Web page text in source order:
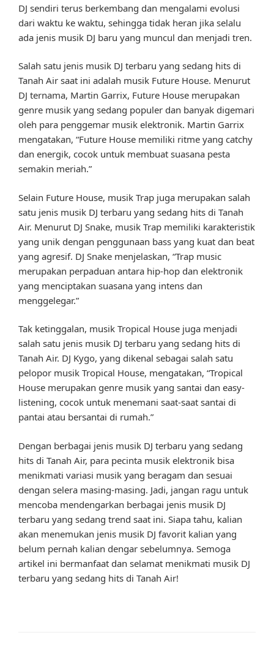
DJ sendiri terus berkembang dan mengalami evolusi
dari waktu ke waktu, sehingga tidak heran jika selalu
ada jenis musik DJ baru yang muncul dan menjadi tren.
Salah satu jenis musik DJ terbaru yang sedang hits di
Tanah Air saat ini adalah musik Future House. Menurut
DJ ternama, Martin Garrix, Future House merupakan
genre musik yang sedang populer dan banyak digemari
oleh para penggemar musik elektronik. Martin Garrix
mengatakan, “Future House memiliki ritme yang catchy
dan energik, cocok untuk membuat suasana pesta
semakin meriah.”
Selain Future House, musik Trap juga merupakan salah
satu jenis musik DJ terbaru yang sedang hits di Tanah
Air. Menurut DJ Snake, musik Trap memiliki karakteristik
yang unik dengan penggunaan bass yang kuat dan beat
yang agresif. DJ Snake menjelaskan, “Trap music
merupakan perpaduan antara hip-hop dan elektronik
yang menciptakan suasana yang intens dan
menggelegar.”
Tak ketinggalan, musik Tropical House juga menjadi
salah satu jenis musik DJ terbaru yang sedang hits di
Tanah Air. DJ Kygo, yang dikenal sebagai salah satu
pelopor musik Tropical House, mengatakan, “Tropical
House merupakan genre musik yang santai dan easy-
listening, cocok untuk menemani saat-saat santai di
pantai atau bersantai di rumah.”
Dengan berbagai jenis musik DJ terbaru yang sedang
hits di Tanah Air, para pecinta musik elektronik bisa
menikmati variasi musik yang beragam dan sesuai
dengan selera masing-masing. Jadi, jangan ragu untuk
mencoba mendengarkan berbagai jenis musik DJ
terbaru yang sedang trend saat ini. Siapa tahu, kalian
akan menemukan jenis musik DJ favorit kalian yang
belum pernah kalian dengar sebelumnya. Semoga
artikel ini bermanfaat dan selamat menikmati musik DJ
terbaru yang sedang hits di Tanah Air!